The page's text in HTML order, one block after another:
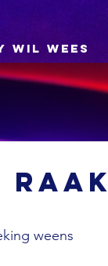
WIL WEES
raak
weens